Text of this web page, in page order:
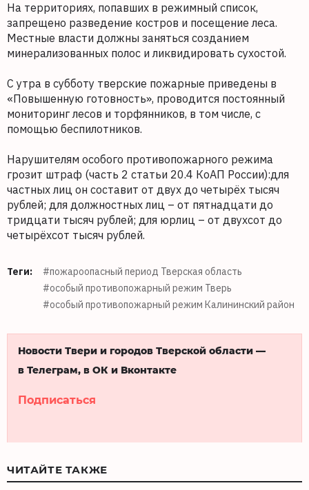
На территориях, попавших в режимный список,
запрещено разведение костров и посещение леса.
Местные власти должны заняться созданием
минерализованных полос и ликвидировать сухостой.
С утра в субботу тверские пожарные приведены в
«Повышенную готовность», проводится постоянный
мониторинг лесов и торфянников, в том числе, с
помощью беспилотников.
Нарушителям особого противопожарного режима
грозит штраф (часть 2 статьи 20.4 КоАП России):для
частных лиц он составит от двух до четырёх тысяч
рублей; для должностных лиц – от пятнадцати до
тридцати тысяч рублей; для юрлиц – от двухсот до
четырёхсот тысяч рублей.
Теги:
#пожароопасный период Тверская область
#особый противопожарный режим Тверь
#особый противопожарный режим Калининский район
Новости Твери и городов Тверской области —
в Телеграм, в ОК и Вконтакте
Подписаться
ЧИТАЙТЕ ТАКЖЕ